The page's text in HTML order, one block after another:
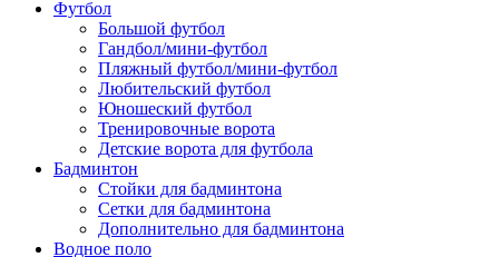
Футбол
Большой футбол
Гандбол/мини-футбол
Пляжный футбол/мини-футбол
Любительский футбол
Юношеский футбол
Тренировочные ворота
Детские ворота для футбола
Бадминтон
Стойки для бадминтона
Сетки для бадминтона
Дополнительно для бадминтона
Водное поло